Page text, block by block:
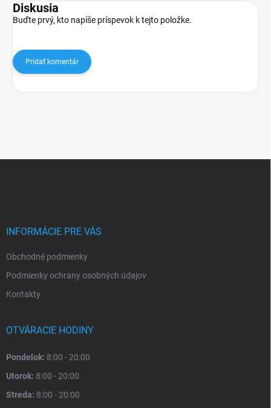
Diskusia
Buďte prvý, kto napíše príspevok k tejto položke.
Pridať komentár
INFORMÁCIE PRE VÁS
Obchodné podmienky
Podmienky ochrany osobných údajov
Kontakty
OTVÁRACIE HODINY
Pondelok: 8:00 - 20:00
Utorok: 8:00 - 20:00
Streda: 8:00 - 20:00